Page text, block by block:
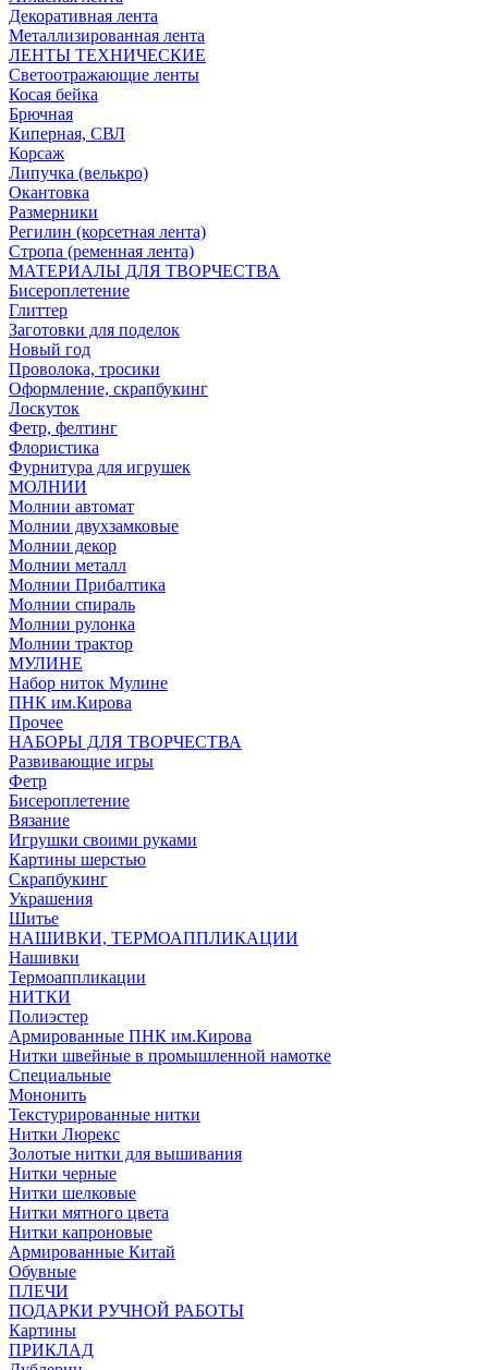
Декоративная лента
Металлизированная лента
ЛЕНТЫ ТЕХНИЧЕСКИЕ
Светоотражающие ленты
Косая бейка
Брючная
Киперная, СВЛ
Корсаж
Липучка (велькро)
Окантовка
Размерники
Регилин (корсетная лента)
Стропа (ременная лента)
МАТЕРИАЛЫ ДЛЯ ТВОРЧЕСТВА
Бисероплетение
Глиттер
Заготовки для поделок
Новый год
Проволока, тросики
Оформление, скрапбукинг
Лоскуток
Фетр, фелтинг
Флористика
Фурнитура для игрушек
МОЛНИИ
Молнии автомат
Молнии двухзамковые
Молнии декор
Молнии металл
Молнии Прибалтика
Молнии спираль
Молнии рулонка
Молнии трактор
МУЛИНЕ
Набор ниток Мулине
ПНК им.Кирова
Прочее
НАБОРЫ ДЛЯ ТВОРЧЕСТВА
Развивающие игры
Фетр
Бисероплетение
Вязание
Игрушки своими руками
Картины шерстью
Скрапбукинг
Украшения
Шитье
НАШИВКИ, ТЕРМОАППЛИКАЦИИ
Нашивки
Термоаппликации
НИТКИ
Полиэстер
Армированные ПНК им.Кирова
Нитки швейные в промышленной намотке
Специальные
Мононить
Текстурированные нитки
Нитки Люрекс
Золотые нитки для вышивания
Нитки черные
Нитки шелковые
Нитки мятного цвета
Нитки капроновые
Армированные Китай
Обувные
ПЛЕЧИ
ПОДАРКИ РУЧНОЙ РАБОТЫ
Картины
ПРИКЛАД